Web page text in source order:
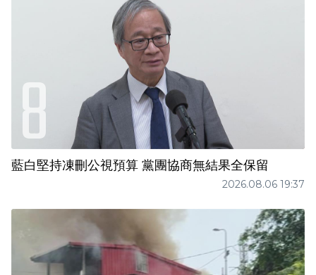
藍白堅持凍刪公視預算 黨團協商無結果全保留
2026.08.06 19:37